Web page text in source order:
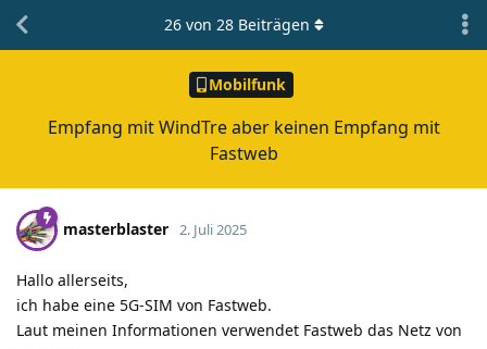
Mobilfunk
Empfang mit WindTre aber keinen Empfang mit
Fastweb
26von 28Beiträgen
masterblaster 2. Juli 2025
Hallo allerseits,
ich habe eine 5G-SIM von Fastweb.
Laut meinen Informationen verwendet Fastweb das Netz von